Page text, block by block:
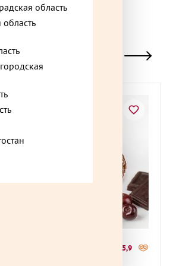
до +15,9
область